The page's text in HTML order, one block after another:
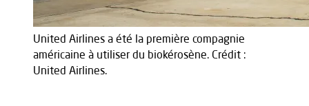
United Airlines a été la première compagnie
américaine à utiliser du biokérosène. Crédit :
United Airlines.